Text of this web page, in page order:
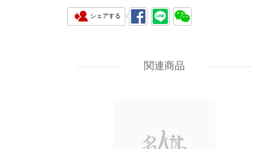
シェアする
関連商品
8,000.00